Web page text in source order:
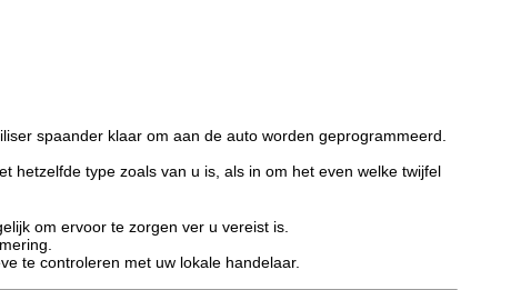
spaander klaar om aan de auto worden geprogrammeerd.
hetzelfde type zoals van u is, als in om het even welke twijfel
om ervoor te zorgen ver u vereist is.
te controleren met uw lokale handelaar.